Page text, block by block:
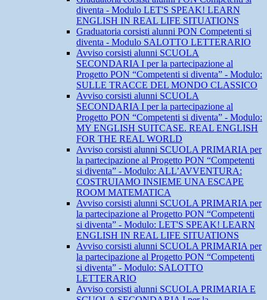
diventa - Modulo LET'S SPEAK! LEARN
ENGLISH IN REAL LIFE SITUATIONS
Graduatoria corsisti alunni PON Competenti si
diventa - Modulo SALOTTO LETTERARIO
Avviso corsisti alunni SCUOLA
SECONDARIA I per la partecipazione al
Progetto PON “Competenti si diventa” - Modulo:
SULLE TRACCE DEL MONDO CLASSICO
Avviso corsisti alunni SCUOLA
SECONDARIA I per la partecipazione al
Progetto PON “Competenti si diventa” - Modulo:
MY ENGLISH SUITCASE. REAL ENGLISH
FOR THE REAL WORLD
Avviso corsisti alunni SCUOLA PRIMARIA per
la partecipazione al Progetto PON “Competenti
si diventa” - Modulo: ALL’AVVENTURA:
COSTRUIAMO INSIEME UNA ESCAPE
ROOM MATEMATICA
Avviso corsisti alunni SCUOLA PRIMARIA per
la partecipazione al Progetto PON “Competenti
si diventa” - Modulo: LET'S SPEAK! LEARN
ENGLISH IN REAL LIFE SITUATIONS
Avviso corsisti alunni SCUOLA PRIMARIA per
la partecipazione al Progetto PON “Competenti
si diventa” - Modulo: SALOTTO
LETTERARIO
Avviso corsisti alunni SCUOLA PRIMARIA E